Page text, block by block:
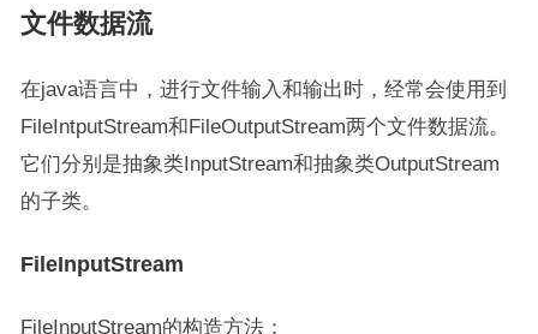
文件数据流
在java语言中，进行文件输入和输出时，经常会使用到
FileIntputStream和FileOutputStream两个文件数据流。
它们分别是抽象类InputStream和抽象类OutputStream
的子类。
FileInputStream
FileInputStream的构造方法：